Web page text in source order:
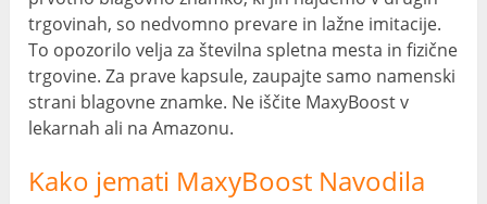
trgovinah, so nedvomno prevare in lažne imitacije.
To opozorilo velja za številna spletna mesta in fizične
trgovine. Za prave kapsule, zaupajte samo namenski
strani blagovne znamke. Ne iščite MaxyBoost v
lekarnah ali na Amazonu.
Kako jemati MaxyBoost Navodila